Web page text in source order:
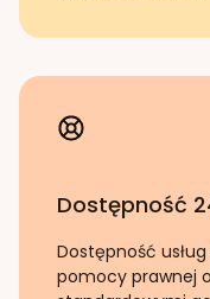
Dostępność
Dostępność
pomocy prawnej